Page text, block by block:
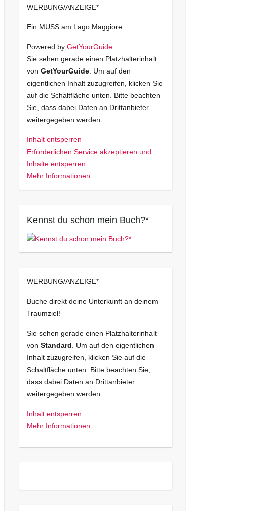
WERBUNG/ANZEIGE*
Ein MUSS am Lago Maggiore
Powered by GetYourGuide
Sie sehen gerade einen Platzhalterinhalt
von GetYourGuide. Um auf den
eigentlichen Inhalt zuzugreifen, klicken Sie
auf die Schaltfläche unten. Bitte beachten
Sie, dass dabei Daten an Drittanbieter
weitergegeben werden.
Inhalt entsperren
Erforderlichen Service akzeptieren und
Inhalte entsperren
Mehr Informationen
Kennst du schon mein Buch?*
WERBUNG/ANZEIGE*
Buche direkt deine Unterkunft an deinem
Traumziel!
Sie sehen gerade einen Platzhalterinhalt
von Standard . Um auf den eigentlichen
Inhalt zuzugreifen, klicken Sie auf die
Schaltfläche unten. Bitte beachten Sie,
dass dabei Daten an Drittanbieter
weitergegeben werden.
Inhalt entsperren
Mehr Informationen